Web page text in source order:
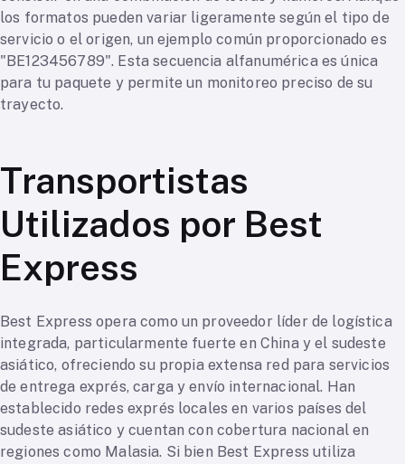
los formatos pueden variar ligeramente según el tipo de
servicio o el origen, un ejemplo común proporcionado es
"BE123456789". Esta secuencia alfanumérica es única
para tu paquete y permite un monitoreo preciso de su
trayecto.
Transportistas
Utilizados por Best
Express
Best Express opera como un proveedor líder de logística
integrada, particularmente fuerte en China y el sudeste
asiático, ofreciendo su propia extensa red para servicios
de entrega exprés, carga y envío internacional. Han
establecido redes exprés locales en varios países del
sudeste asiático y cuentan con cobertura nacional en
regiones como Malasia. Si bien Best Express utiliza